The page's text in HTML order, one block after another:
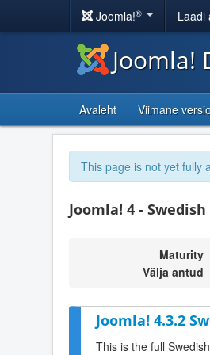
Joomla!® Laadi
Joomla!
Avaleht Viimane
This page is not yet fully
Joomla! 4 - Swedish
Maturity
Välja antud
Joomla! 4.3.2
This is the full